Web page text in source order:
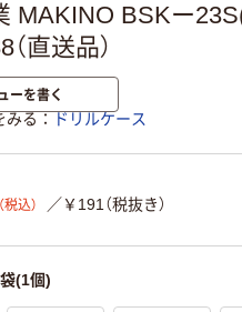
MAKINO BSKー
直送品）
ーを書く
みる ドリルケース
（税込） ／￥191（税抜き）
(1個)